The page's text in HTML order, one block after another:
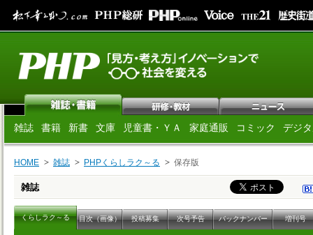
雑誌 書籍 新書 文庫 児童書・ＹＡ 家庭通販 コミック デジ
HOME 雑誌 PHPくらしラク～る 保存版
雑誌
くらしラク～る 目次（画像） 投稿募集 次号予告 バックナンバー 増刊号